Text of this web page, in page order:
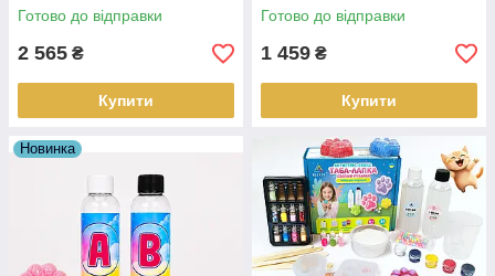
Готово до відправки
2 565 ₴
Купити
Готово до відправки
1 459 ₴
Купити
Новинка